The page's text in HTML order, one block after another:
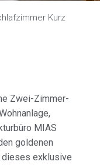
Kurz
Zwei-Zimmer-
MIAS
goldenen
dieses exklusive